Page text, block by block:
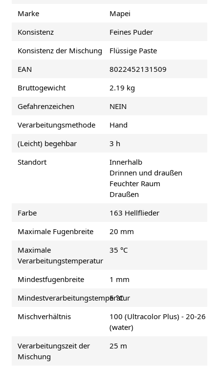
Marke
Mapei
Konsistenz
Feines Puder
Konsistenz der Mischung
Flüssige Paste
EAN
8022452131509
Bruttogewicht
2.19 kg
Gefahrenzeichen
NEIN
Verarbeitungsmethode
Hand
(Leicht) begehbar
3 h
Standort
Innerhalb
Drinnen und draußen
Feuchter Raum
Draußen
Farbe
163 Hellflieder
Maximale Fugenbreite
20 mm
Maximale
Verarbeitungstemperatur
35 °C
Mindestfugenbreite
1 mm
Mindestverarbeitungstemperatur
5 °C
Mischverhältnis
100 (Ultracolor Plus) - 20-26
(water)
Verarbeitungszeit der
Mischung
25 m